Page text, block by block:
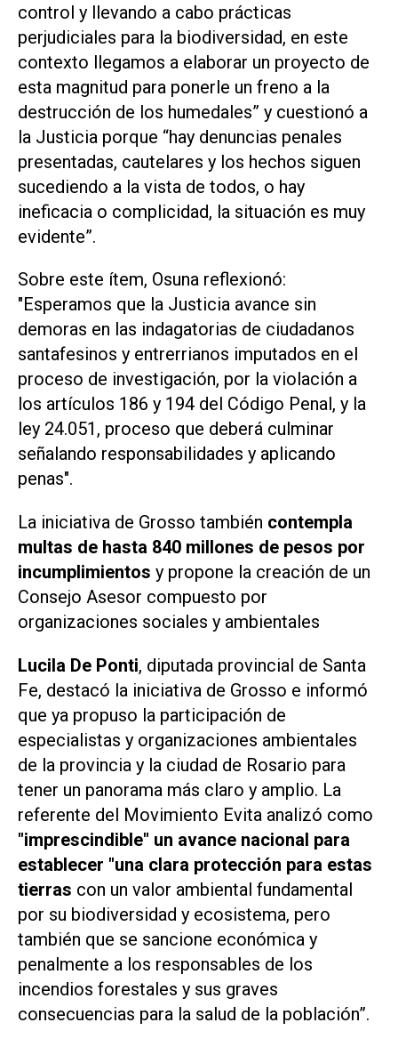
control y llevando a cabo prácticas
perjudiciales para la biodiversidad, en este
contexto llegamos a elaborar un proyecto de
esta magnitud para ponerle un freno a la
destrucción de los humedales” y cuestionó a
la Justicia porque “hay denuncias penales
presentadas, cautelares y los hechos siguen
sucediendo a la vista de todos, o hay
ineficacia o complicidad, la situación es muy
evidente”.
Sobre este ítem, Osuna reflexionó:
"Esperamos que la Justicia avance sin
demoras en las indagatorias de ciudadanos
santafesinos y entrerrianos imputados en el
proceso de investigación, por la violación a
los artículos 186 y 194 del Código Penal, y la
ley 24.051, proceso que deberá culminar
señalando responsabilidades y aplicando
penas".
La iniciativa de Grosso también contempla
multas de hasta 840 millones de pesos por
incumplimientos y propone la creación de un
Consejo Asesor compuesto por
organizaciones sociales y ambientales
Lucila De Ponti, diputada provincial de Santa
Fe, destacó la iniciativa de Grosso e informó
que ya propuso la participación de
especialistas y organizaciones ambientales
de la provincia y la ciudad de Rosario para
tener un panorama más claro y amplio. La
referente del Movimiento Evita analizó como
"imprescindible" un avance nacional para
establecer "una clara protección para estas
tierras con un valor ambiental fundamental
por su biodiversidad y ecosistema, pero
también que se sancione económica y
penalmente a los responsables de los
incendios forestales y sus graves
consecuencias para la salud de la población”.